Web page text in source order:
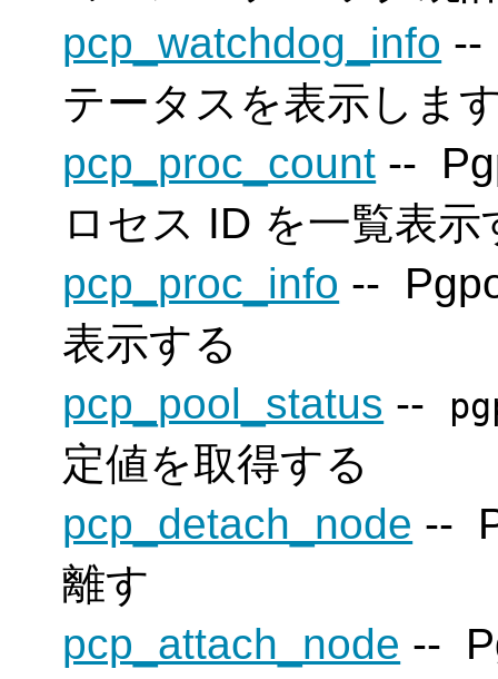
pcp_watchdog_info
テータスを表示しま
pcp_proc_count --
ロセス ID を一覧表示
pcp_proc_info --
表示する
pcp_pool_status --
定値を取得する
pcp_detach_node --
離す
pcp_attach_node --